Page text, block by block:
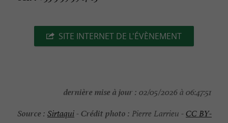
SITE INTERNET DE L'ÉVÈNEMENT
dernière mise à jour : 02/05/2026 à 06:47:51
Source : Sirtaqui-Crédit photo : Pierre Larrieu -CC BY-